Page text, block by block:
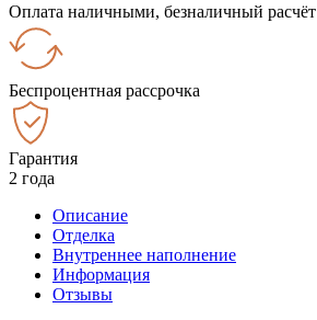
Оплата наличными, безналичный расчёт
Беспроцентная рассрочка
Гарантия
2 года
Описание
Отделка
Внутреннее наполнение
Информация
Отзывы